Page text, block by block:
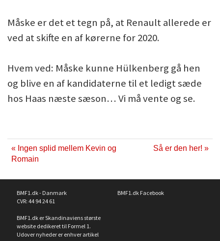
Måske er det et tegn på, at Renault allerede er
ved at skifte en af kørerne for 2020.
Hvem ved: Måske kunne Hülkenberg gå hen
og blive en af kandidaterne til et ledigt sæde
hos Haas næste sæson… Vi må vente og se.
« Ingen splid mellem Kevin og
Romain
Så er den her! »
BMF1.dk - Danmark
CVR: 44 94 24 61
BMF1.dk er Skandinaviens største
website dedikeret til Formel 1.
Udover nyheder er enhver artikel
BMF1.dk Facebook